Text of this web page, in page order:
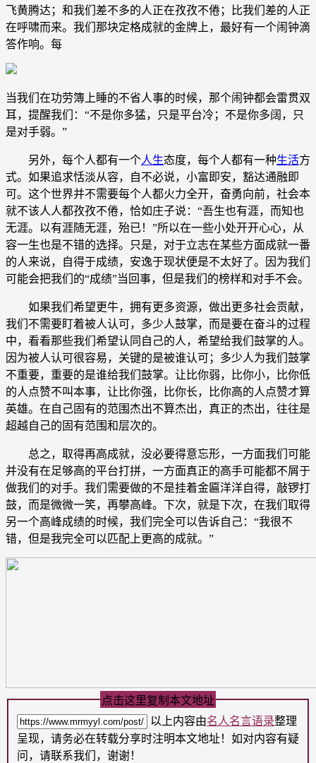
飞黄腾达；和我们差不多的人正在孜孜不倦；比我们差的人正
在呼啸而来。我们那块定格成就的金牌上，最好有一个闹钟滴
答作响。每
当我们在功劳簿上睡的不省人事的时候，那个闹钟都会雷贯双
耳，提醒我们：“不是你多猛，只是平台冷；不是你多阔，只
是对手弱。”
另外，每个人都有一个人生态度，每个人都有一种生活方
式。如果追求恬淡从容，自不必说，小富即安，豁达通融即
可。这个世界并不需要每个人都火力全开，奋勇向前，社会本
就不该人人都孜孜不倦，恰如庄子说：“吾生也有涯，而知也
无涯。以有涯随无涯，殆已！”所以在一些小处开开心心，从
容一生也是不错的选择。只是，对于立志在某些方面成就一番
的人来说，自得于成绩，安逸于现状便是不太好了。因为我们
可能会把我们的“成绩”当回事，但是我们的榜样和对手不会。
如果我们希望更牛，拥有更多资源，做出更多社会贡献，
我们不需要盯着被人认可，多少人鼓掌，而是要在奋斗的过程
中，看看那些我们希望认同自己的人，希望给我们鼓掌的人。
因为被人认可很容易，关键的是被谁认可；多少人为我们鼓掌
不重要，重要的是谁给我们鼓掌。让比你弱，比你小，比你低
的人点赞不叫本事，让比你强，比你长，比你高的人点赞才算
英雄。在自己固有的范围杰出不算杰出，真正的杰出，往往是
超越自己的固有范围和层次的。
总之，取得再高成就，没必要得意忘形，一方面我们可能
并没有在足够高的平台打拼，一方面真正的高手可能都不屑于
做我们的对手。我们需要做的不是挂着金匾洋洋自得，敲锣打
鼓，而是微微一笑，再攀高峰。下次，就是下次，在我们取得
另一个高峰成绩的时候，我们完全可以告诉自己：“我很不
错，但是我完全可以匹配上更高的成就。”
点击这里复制本文地址
以上内容由名人名言语录整理
呈现，请务必在转载分享时注明本文地址！如对内容有疑
问，请联系我们，谢谢！